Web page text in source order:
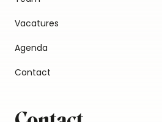
Vacatures
Agenda
Contact